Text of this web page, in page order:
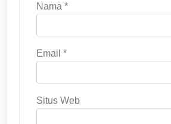
Nama *
Email *
Situs Web